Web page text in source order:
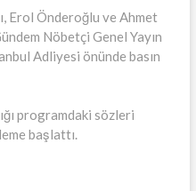
Erol Önderoğlu ve Ahmet
Nöbetçi Genel Yayın
Adliyesi önünde basın
programdaki sözleri
başlattı.